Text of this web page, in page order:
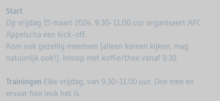
Start
Op vrijdag 15 maart 2024, 9.30-11.00 uur organiseert AFC
Appelscha een kick-off.
Kom ook gezellig meedoen (alleen komen kijken, mag
natuurlijk ook!). Inloop met koffie/thee vanaf 9:30.
Trainingen Elke vrijdag, van 9.30-11.00 uur. Doe mee en
ervaar hoe leuk het is.